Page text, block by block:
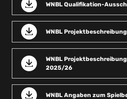
WNBL Qualifikation-
WNBL
WNBL
2025/26
WNBL Angaben zum